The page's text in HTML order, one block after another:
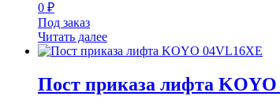
0 ₽
Под заказ
Читать далее
Пост приказа лифта